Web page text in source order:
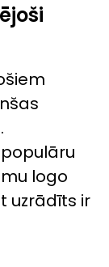
logo
uzrādīts ir